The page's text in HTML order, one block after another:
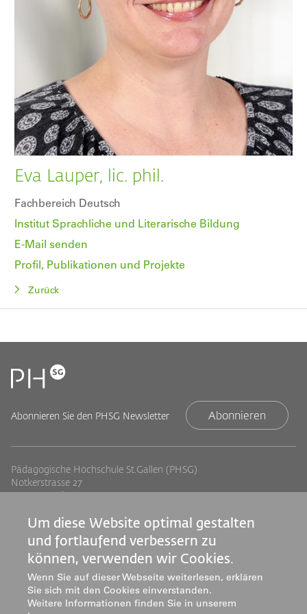
Eva Lauper, lic. phil.
Fachbereich Deutsch
Institut Sprachliche und Literarische Bildung
E-Mail senden
Profil, Publikationen und Projekte
Zurück
Abonnieren Sie den PHSG Newsletter Abonnieren
Pädagogische Hochschule St.Gallen (PHSG)
Notkerstrasse 27
9000 St.Gallen
info@phsg.ch
Footer
Links
Standorte
Jobs
Medien
Mediatheken
Footer
rechts
Studium
Weiterbildung
Forschung & Entwicklung
Dienstleistung
Um diese Website optimal gestalten
und fortlaufend verbessern zu
können, verwenden wir Cookies.
Wenn Sie auf dieser Webseite weiterlesen, erklären
Sie sich mit den Cookies einverstanden.
Weitere Informationen finden Sie in unserem